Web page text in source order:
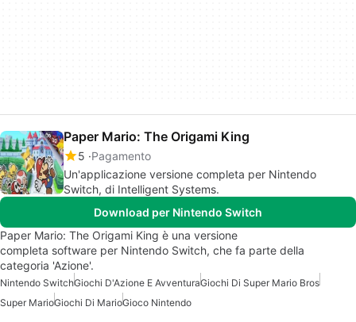
Paper Mario: The Origami King
5 Pagamento
Un'applicazione versione completa per Nintendo
Switch, di Intelligent Systems.
Download per Nintendo Switch
Paper Mario: The Origami King è una versione
completa software per Nintendo Switch, che fa parte della
categoria 'Azione'.
Nintendo SwitchGiochi D'Azione E AvventuraGiochi Di Super Mario Bros
Super MarioGiochi Di MarioGioco Nintendo